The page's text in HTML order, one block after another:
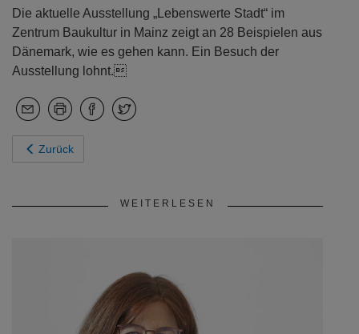
Die aktuelle Ausstellung „Lebenswerte Stadt“ im
Zentrum Baukultur in Mainz zeigt an 28 Beispielen aus
Dänemark, wie es gehen kann. Ein Besuch der
Ausstellung lohnt.
Zurück
WEITERLESEN